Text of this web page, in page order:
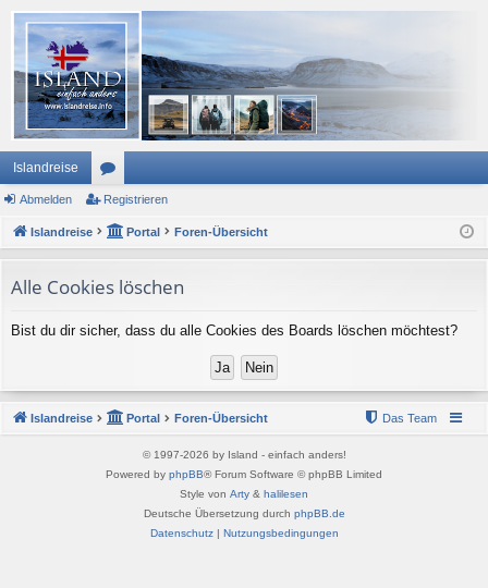
Islandreise
or
en
Abmelden Registrieren
Islandreise Portal Foren-Übersicht
Alle Cookies löschen
Bist du dir sicher, dass du alle Cookies des Boards löschen möchtest?
Islandreise Portal Foren-Übersicht Das Team
© 1997-2026 by Island - einfach anders!
Powered by phpBB® Forum Software © phpBB Limited
Style von Arty & halilesen
Deutsche Übersetzung durch phpBB.de
Datenschutz| Nutzungsbedingungen